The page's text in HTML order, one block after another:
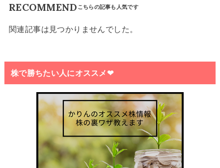
RECOMMEND
関連記事は見つかりませんでした。
株で勝ちたい人にオススメ❤